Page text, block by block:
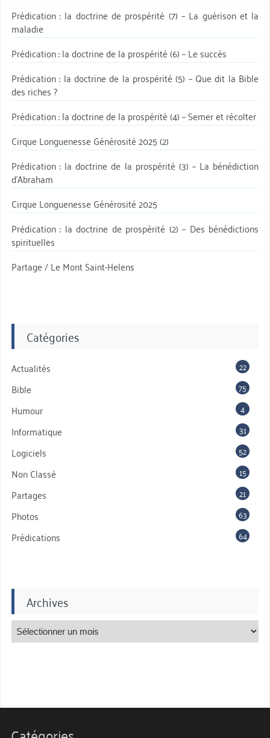
Prédication : la doctrine de prospérité (7) – La guérison et la
maladie
Prédication : la doctrine de la prospérité (6) – Le succès
Prédication : la doctrine de la prospérité (5) – Que dit la Bible
des riches ?
Prédication : la doctrine de la prospérité (4) – Semer et récolter
Cirque Longuenesse Générosité 2025 (2)
Prédication : la doctrine de la prospérité (3) – La bénédiction
d’Abraham
Cirque Longuenesse Générosité 2025
Prédication : la doctrine de prospérité (2) – Des bénédictions
spirituelles
Partage / Le Mont Saint-Helens
Catégories
Actualités 22
Bible 75
Humour 4
Informatique 31
Logiciels 52
Non Classé 15
Partages 21
Photos 63
Prédications 64
Archives